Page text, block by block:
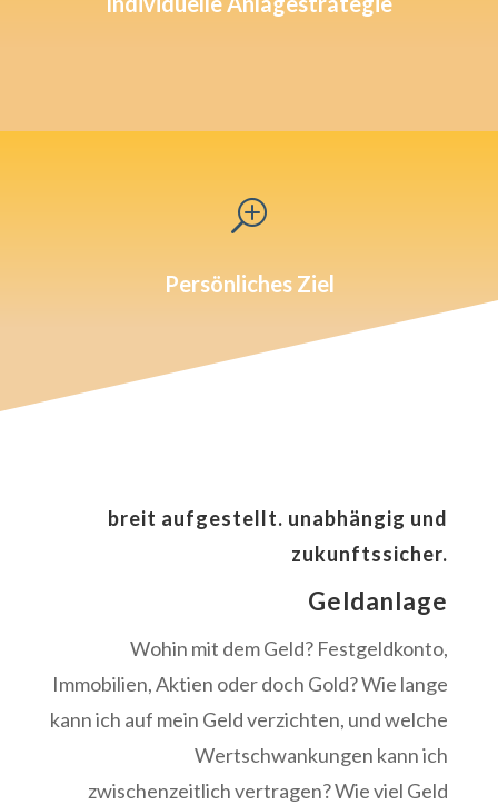
T
Persönliches Ziel
breit aufgestellt. unabhängig und
zukunftssicher.
Geldanlage
Wohin mit dem Geld? Festgeldkonto,
Immobilien, Aktien oder doch Gold? Wie lange
kann ich auf mein Geld verzichten, und welche
Wertschwankungen kann ich
zwischenzeitlich vertragen? Wie viel Geld